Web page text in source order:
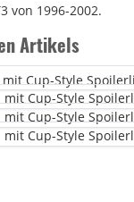
von 1996-2002.
Artikels